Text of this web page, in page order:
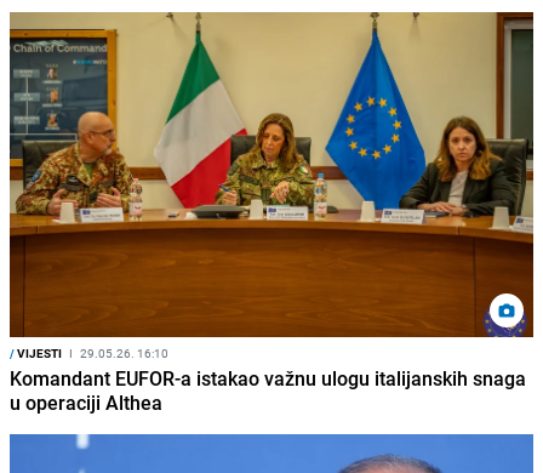
/VIJESTI I 29.05.26. 16:10
Komandant EUFOR-a istakao važnu ulogu italijanskih snaga
u operaciji Althea